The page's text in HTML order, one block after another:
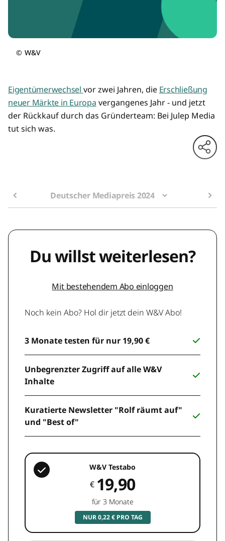
© W&V
Eigentümerwechsel vor zwei Jahren, die Erschließung
neuer Märkte in Europa vergangenes Jahr - und jetzt
der Rückkauf durch das Gründerteam: Bei Julep Media
tut sich was.
Deutscher Mediapreis 2024
Du willst weiterlesen?
Mit bestehendem Abo einloggen
Noch kein Abo? Hol dir jetzt dein W&V Abo!
3 Monate testen für nur 19,90 €
Unbegrenzter Zugriff auf alle W&V
Inhalte
Kuratierte Newsletter "Rolf räumt auf"
und "Best of"
W&V Testabo
€ 19,90
für 3 Monate
NUR 0,22 € PRO TAG